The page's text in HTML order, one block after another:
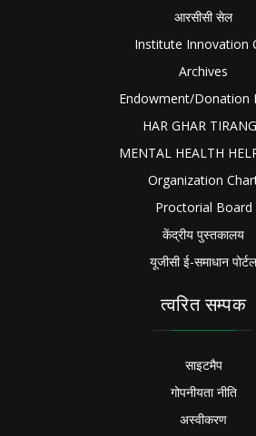
आरसीसी सेल
Institute Innovation
Archives
Endowment/Donation
HAR GHAR
MENTAL HEALTH
Organization
Proctorial Board
केंद्रीय पुस्तकालय
यूजीसी ई-समाधान पोर्टल
त्वरित सम्पक
साइटमैप
गोपनीयता नीति
अस्वीकरण